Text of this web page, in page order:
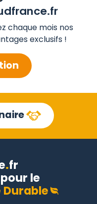
chaque mois nos
exclusifs !
.fr
le